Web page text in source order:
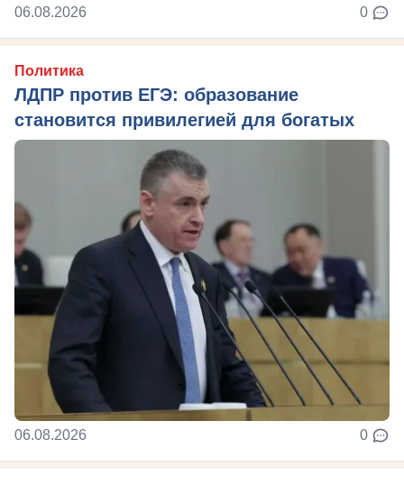
06.08.2026 0
Политика
ЛДПР против ЕГЭ: образование
становится привилегией для богатых
06.08.2026 0